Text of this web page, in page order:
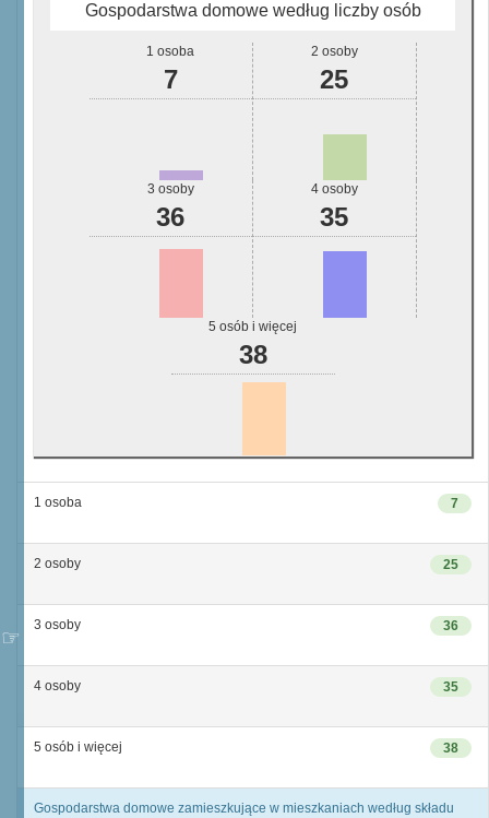
Gospodarstwa domowe według liczby osób
1 osoba
7
2 osoby
25
3 osoby
36
4 osoby
35
5 osób i więcej
38
7
1 osoba
25
2 osoby
36
3 osoby
35
4 osoby
38
5 osób i więcej
Gospodarstwa domowe zamieszkujące w mieszkaniach według składu